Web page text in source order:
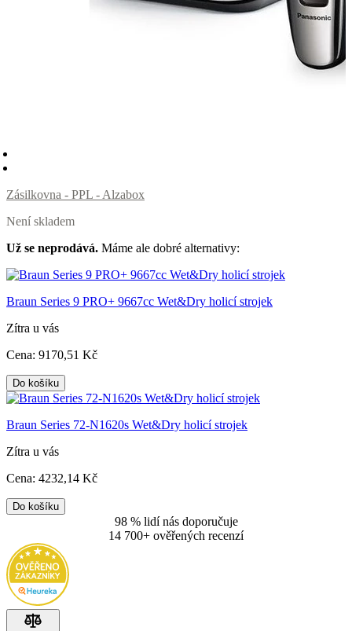
Zásilkovna - PPL - Alzabox
Není skladem
Už se neprodává. Máme ale dobré alternativy:
Braun Series 9 PRO+ 9667cc Wet&Dry holicí strojek
Zítra u vás
Cena: 9170,51 Kč
Do košíku
Braun Series 72-N1620s Wet&Dry holicí strojek
Zítra u vás
Cena: 4232,14 Kč
Do košíku
98 % lidí nás doporučuje
14 700+ ověřených recenzí